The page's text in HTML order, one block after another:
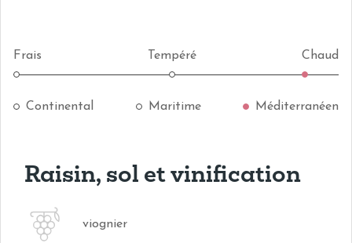
Frais Tempéré Chaud
Continental Maritime Méditerranéen
Raisin, sol et vinification
viognier